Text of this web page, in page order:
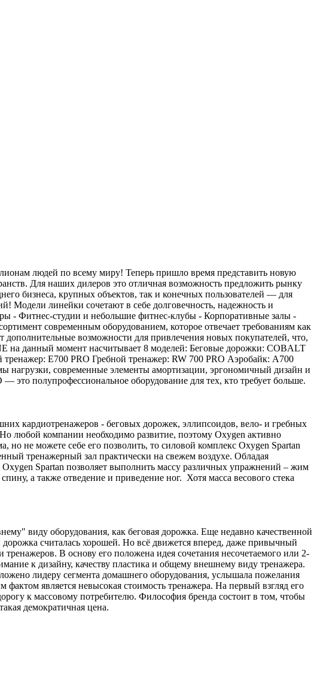
людей по всему миру! Теперь пришло время представить новую
Для наших дилеров это отличная возможность предложить рынку
бизнеса, крупных объектов, так и конечных пользователей — для
Модели линейки сочетают в себе долговечность, надежность и
- Фитнес-студии и небольшие фитнес-клубы - Корпоративные залы -
современным оборудованием, которое отвечает требованиям как
дополнительные возможности для привлечения новых покупателей, что,
на данный момент насчитывает 8 моделей: Беговые дорожки: COBALT
E700 PRO Гребной тренажер: RW 700 PRO Аэробайк: A700
нагрузки, современные элементы амортизации, эргономичный дизайн и
это полупрофессиональное оборудование для тех, кто требует больше.
кардиотренажеров - беговых дорожек, эллипсоидов, вело- и гребных
любой компании необходимо развитие, поэтому Oxygen активно
но не можете себе его позволить, то силовой комплекс Oxygen Spartan
тренажерный зал практически на свежем воздухе. Обладая
Spartan позволяет выполнить массу различных упражнений – жим
а также отведение и приведение ног. Хотя масса весового стека
виду оборудования, как беговая дорожка. Еще недавно качественной
считалась хорошей. Но всё движется вперед, даже привычный
В основу его положена идея сочетания несочетаемого или 2-
к дизайну, качеству пластика и общему внешнему виду тренажера.
лидеру сегмента домашнего оборудования, услышала пожелания
является невысокая стоимость тренажера. На первый взгляд его
к массовому потребителю. Философия бренда состоит в том, чтобы
демократичная цена.